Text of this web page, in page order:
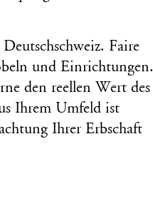
Faire
und Einrichtungen.
den reellen Wert des
Ihrem Umfeld ist
Ihrer Erbschaft